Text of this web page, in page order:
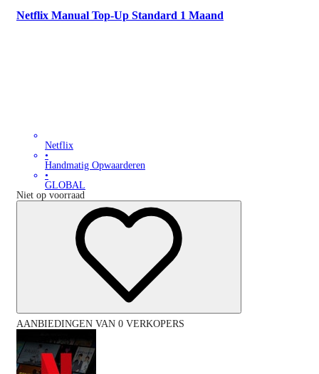
Netflix Manual Top-Up Standard 1 Maand
Netflix
•
Handmatig Opwaarderen
•
GLOBAL
Niet op voorraad
AANBIEDINGEN VAN 0 VERKOPERS